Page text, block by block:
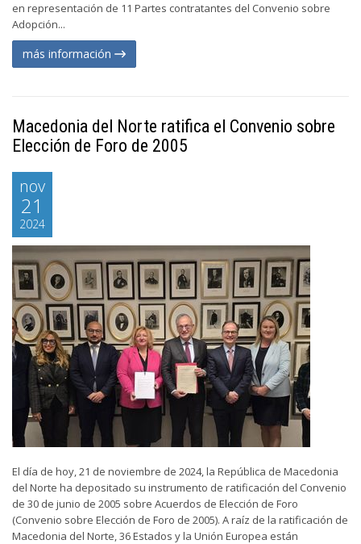
en representación de 11 Partes contratantes del Convenio sobre
Adopción...
más información
Macedonia del Norte ratifica el Convenio sobre
Elección de Foro de 2005
nov
21
2024
El día de hoy, 21 de noviembre de 2024, la República de Macedonia
del Norte ha depositado su instrumento de ratificación del Convenio
de 30 de junio de 2005 sobre Acuerdos de Elección de Foro
(Convenio sobre Elección de Foro de 2005). A raíz de la ratificación de
Macedonia del Norte, 36 Estados y la Unión Europea están